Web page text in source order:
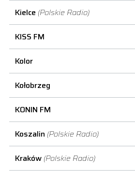
Kielce (Polskie Radio)
KISS FM
Kolor
Kołobrzeg
KONIN FM
Koszalin (Polskie Radio)
Kraków (Polskie Radio)